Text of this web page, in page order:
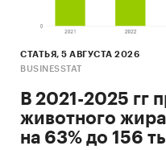
СТАТЬЯ, 5 АВГУСТА 2026
BUSINESSTAT
В 2021-2025 гг
животного
на 63% до 156